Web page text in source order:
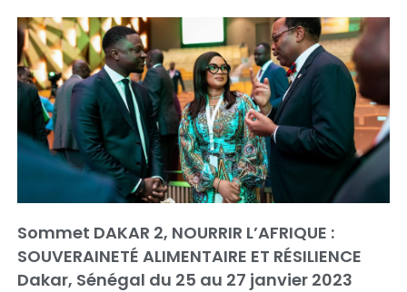
Sommet DAKAR 2, NOURRIR L’AFRIQUE :
SOUVERAINETÉ ALIMENTAIRE ET RÉSILIENCE
Dakar, Sénégal du 25 au 27 janvier 2023